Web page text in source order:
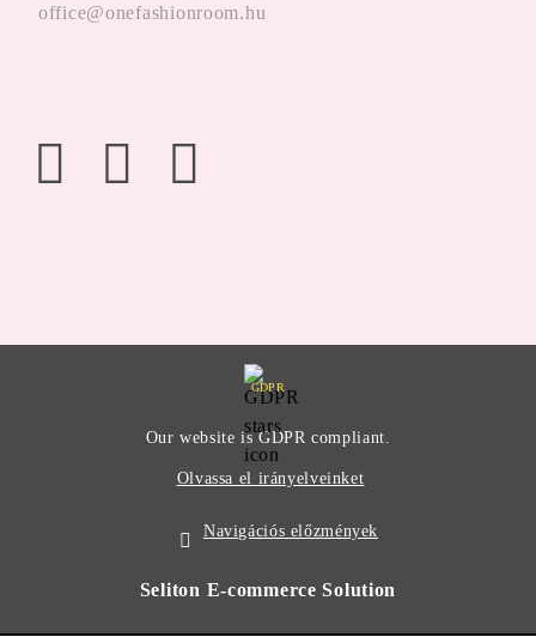
office@onefashionroom.hu
GDPR
Our website is GDPR compliant.
Olvassa el irányelveinket
Navigációs előzmények
Seliton E-commerce Solution